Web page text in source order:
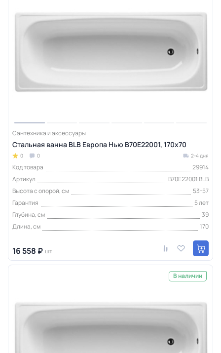
Сантехника и аксессуары
Стальная ванна BLB Европа Нью B70E22001, 170х70
0 0 2-4 дня
Код товара
29914
Артикул
B70E22001 BLB
Высота с опорой, см
53-57
Гарантия
5 лет
Глубина, см
39
Длина, см
170
16 558 ₽ шт
В наличии